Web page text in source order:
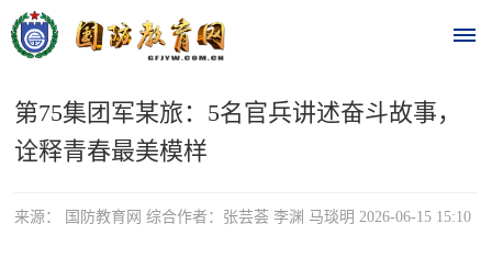
首
时
第75集团军某旅：5名官兵讲述奋斗故事，
诠释青春最美模样
来源： 国防教育网 综合作者：张芸荟 李渊 马琰明 2026-06-15 15:10